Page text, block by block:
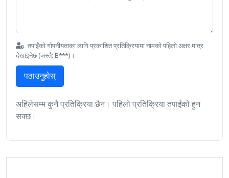
तपाईंको गोपनीयताका लागि प्रकाशित प्रतिक्रियामा नामको पहिलो अक्षर मात्र
देखाइनेछ (जस्तै: B***)।
पठाउनुहोस्
अहिलेसम्म कुनै प्रतिक्रिया छैन। पहिलो प्रतिक्रिया तपाईंको हुन
सक्छ।